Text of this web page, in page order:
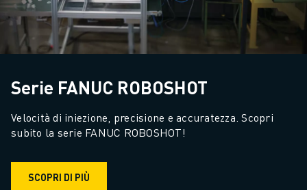
Serie FANUC ROBOSHOT
Velocità di iniezione, precisione e accuratezza. Scopri
subito la serie FANUC ROBOSHOT!
SCOPRI DI PIÙ